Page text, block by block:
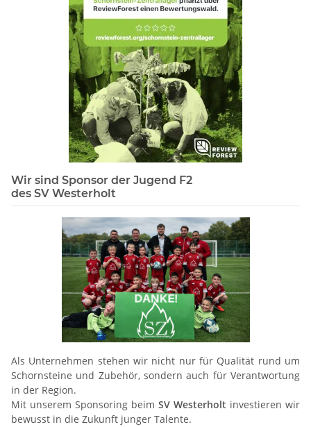
Wir sind Sponsor der Jugend F2
des SV Westerholt
Als Unternehmen stehen wir nicht nur für Qualität rund um
Schornsteine und Zubehör, sondern auch für Verantwortung
in der Region.
Mit unserem Sponsoring beim SV Westerholt investieren wir
bewusst in die Zukunft junger Talente.